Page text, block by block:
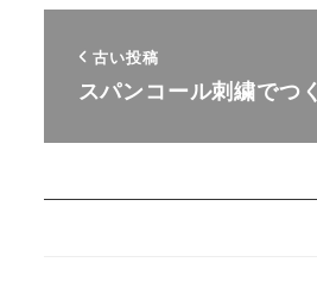
古い投稿
スパンコール刺繍でつ